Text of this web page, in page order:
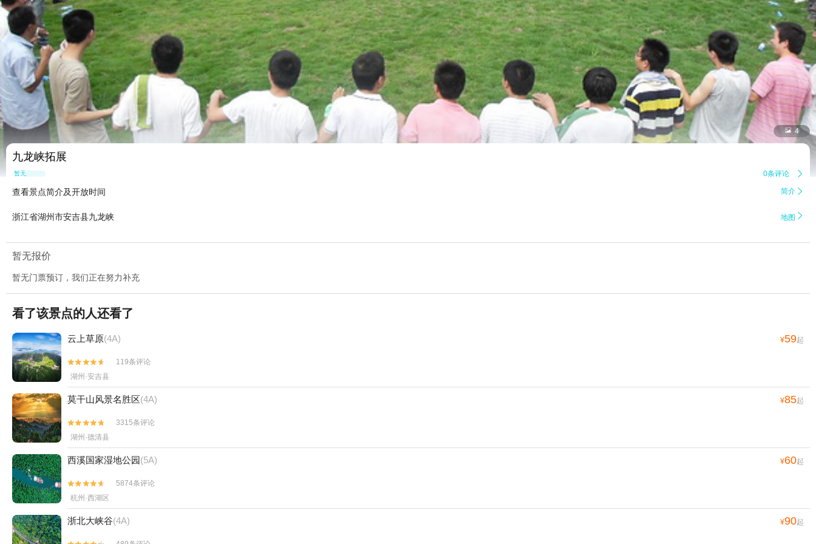
 4
九龙峡拓展
暂无点评 0条评论 
查看景点简介及开放时间 简介 
浙江省湖州市安吉县九龙峡 地图 
暂无报价
暂无门票预订，我们正在努力补充
看了该景点的人还看了
云上草原(4A) ¥59起


119条评论
湖州·安吉县
莫干山风景名胜区(4A) ¥85起


3315条评论
湖州·德清县
西溪国家湿地公园(5A) ¥60起


5874条评论
杭州·西湖区
浙北大峡谷(4A) ¥90起